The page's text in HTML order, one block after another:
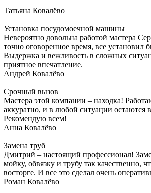
Татьяна Ковалёво
Установка посудомоечной машины
Невероятно довольна работой мастера
точно оговоренное время, все установил
Выдержка и вежливость в сложных
приятное впечатление.
Андрей Ковалёво
Срочный вызов
Мастера этой компании – находка!
аккуратно, и в любой ситуации остаются
Рекомендую всем!
Анна Ковалёво
Замена труб
Дмитрий – настоящий профессионал!
мойку, обвязку и трубу так качественно,
восторге. И все это сделал очень
Роман Ковалёво